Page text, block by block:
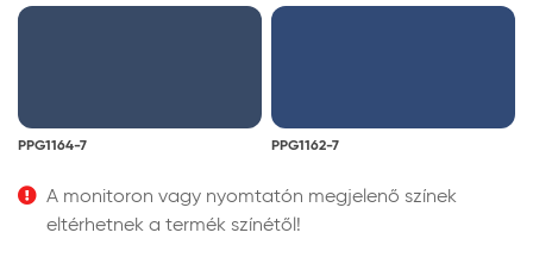
PPG1164-7 PPG1162-7
A monitoron vagy nyomtatón megjelenő színek
eltérhetnek a termék színétől!